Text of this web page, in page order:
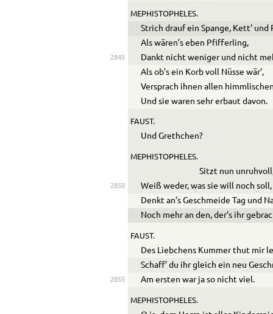
MEPHISTOPHELES.
Strich drauf ein Spange, Kett’ und
Als wären’s eben Pfifferling,
2845
Dankt nicht weniger und nicht
Als ob’s ein Korb voll Nüsse wär’,
Versprach ihnen allen
Und sie waren sehr erbaut davon.
FAUST.
Und Grethchen?
MEPHISTOPHELES.
Sitzt nun
2850
Weiß weder, was sie will noch soll,
Denkt an’s Geschmeide Tag und
Noch mehr an den, der’s ihr
FAUST.
Des Liebchens Kummer thut mir
Schaff’ du ihr gleich ein neu
2855 Am ersten war ja so nicht viel.
MEPHISTOPHELES.